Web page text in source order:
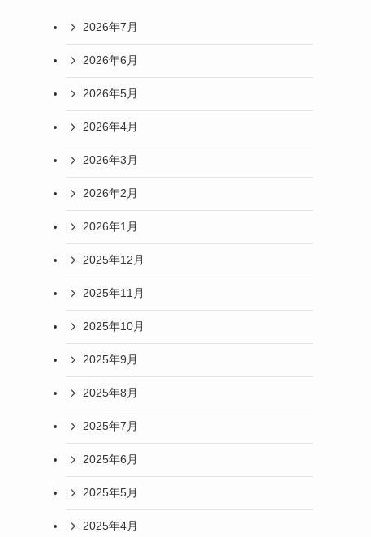
2026年7月
2026年6月
2026年5月
2026年4月
2026年3月
2026年2月
2026年1月
2025年12月
2025年11月
2025年10月
2025年9月
2025年8月
2025年7月
2025年6月
2025年5月
2025年4月